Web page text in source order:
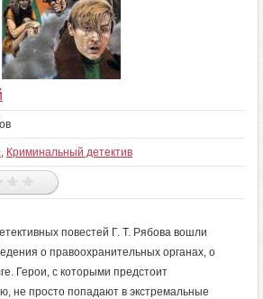
, Криминальный детектив
повестей Г. Т. Рябова вошли
о правоохранительных органах, о
Герои, с которыми предстоит
не просто попадают в экстремальные